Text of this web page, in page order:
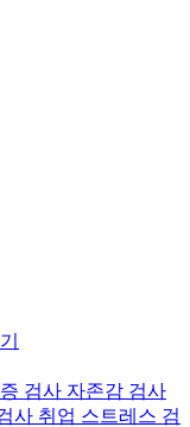
검사 자존감 검사
사 취업 스트레스 검